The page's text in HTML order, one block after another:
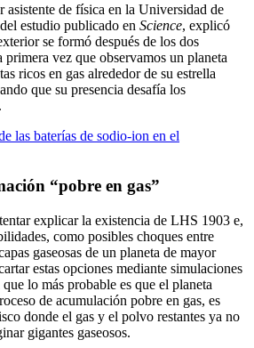
asistente de física en la Universidad de
estudio publicado en Science, explicó
se formó después de los dos
primera vez que observamos un planeta
ricos en gas alrededor de su estrella
que su presencia desafía los
las baterías de sodio-ion en el
“pobre en gas”
explicar la existencia de LHS 1903 e,
como posibles choques entre
gaseosas de un planeta de mayor
estas opciones mediante simulaciones
lo más probable es que el planeta
de acumulación pobre en gas, es
donde el gas y el polvo restantes ya no
gigantes gaseosos.